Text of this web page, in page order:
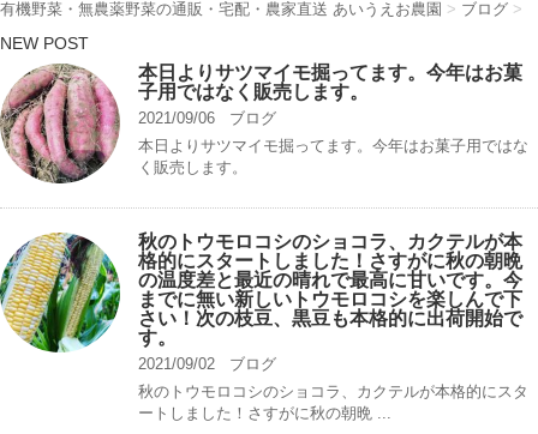
有機野菜・無農薬野菜の通販・宅配・農家直送 あいうえお農園 > ブログ >
NEW POST
本日よりサツマイモ掘ってます。今年はお菓
子用ではなく販売します。
2021/09/06
ブログ
本日よりサツマイモ掘ってます。今年はお菓子用ではな
く販売します。
秋のトウモロコシのショコラ、カクテルが本
格的にスタートしました！さすがに秋の朝晩
の温度差と最近の晴れで最高に甘いです。今
までに無い新しいトウモロコシを楽しんで下
さい！次の枝豆、黒豆も本格的に出荷開始で
す。
2021/09/02
ブログ
秋のトウモロコシのショコラ、カクテルが本格的にスタ
ートしました！さすがに秋の朝晩 ...